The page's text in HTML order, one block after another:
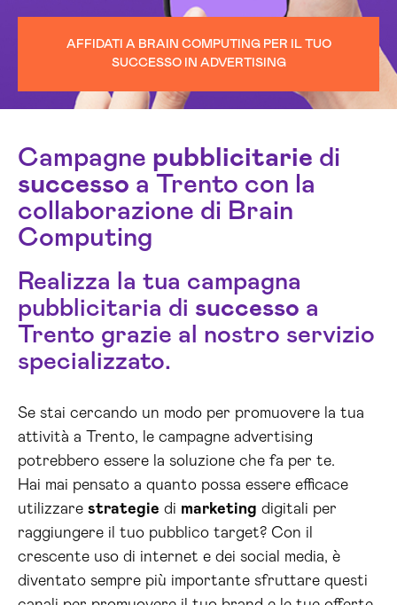
AFFIDATI A BRAIN COMPUTING PER IL TUO
SUCCESSO IN ADVERTISING
Campagne pubblicitarie di
successo a Trento con la
collaborazione di Brain
Computing
Realizza la tua campagna
pubblicitaria di successo a
Trento grazie al nostro servizio
specializzato.
Se stai cercando un modo per promuovere la tua
attività a Trento, le campagne advertising
potrebbero essere la soluzione che fa per te.
Hai mai pensato a quanto possa essere efficace
utilizzare strategie di marketing digitali per
raggiungere il tuo pubblico target? Con il
crescente uso di internet e dei social media, è
diventato sempre più importante sfruttare questi